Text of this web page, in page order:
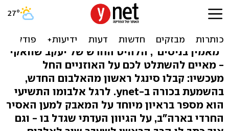
יעקב שוואקי לא עוצר:
"החיים שלנו פה זה נס"
"מאמין בניסים", הלהיט החדש של יעקב שוואקי
- מאיים להשתלט לכם על האוזניים החל
מעכשיו: קבלו סינגל ראשון מהאלבום החדש,
בהשמעת בכורה ב-ynet. לרגל אלבומו התשיעי
הוא מספר בראיון מיוחד על המאבק למען האסיר
החרדי בארה"ב, על הגיוון העדתי שגדל בו - וגם